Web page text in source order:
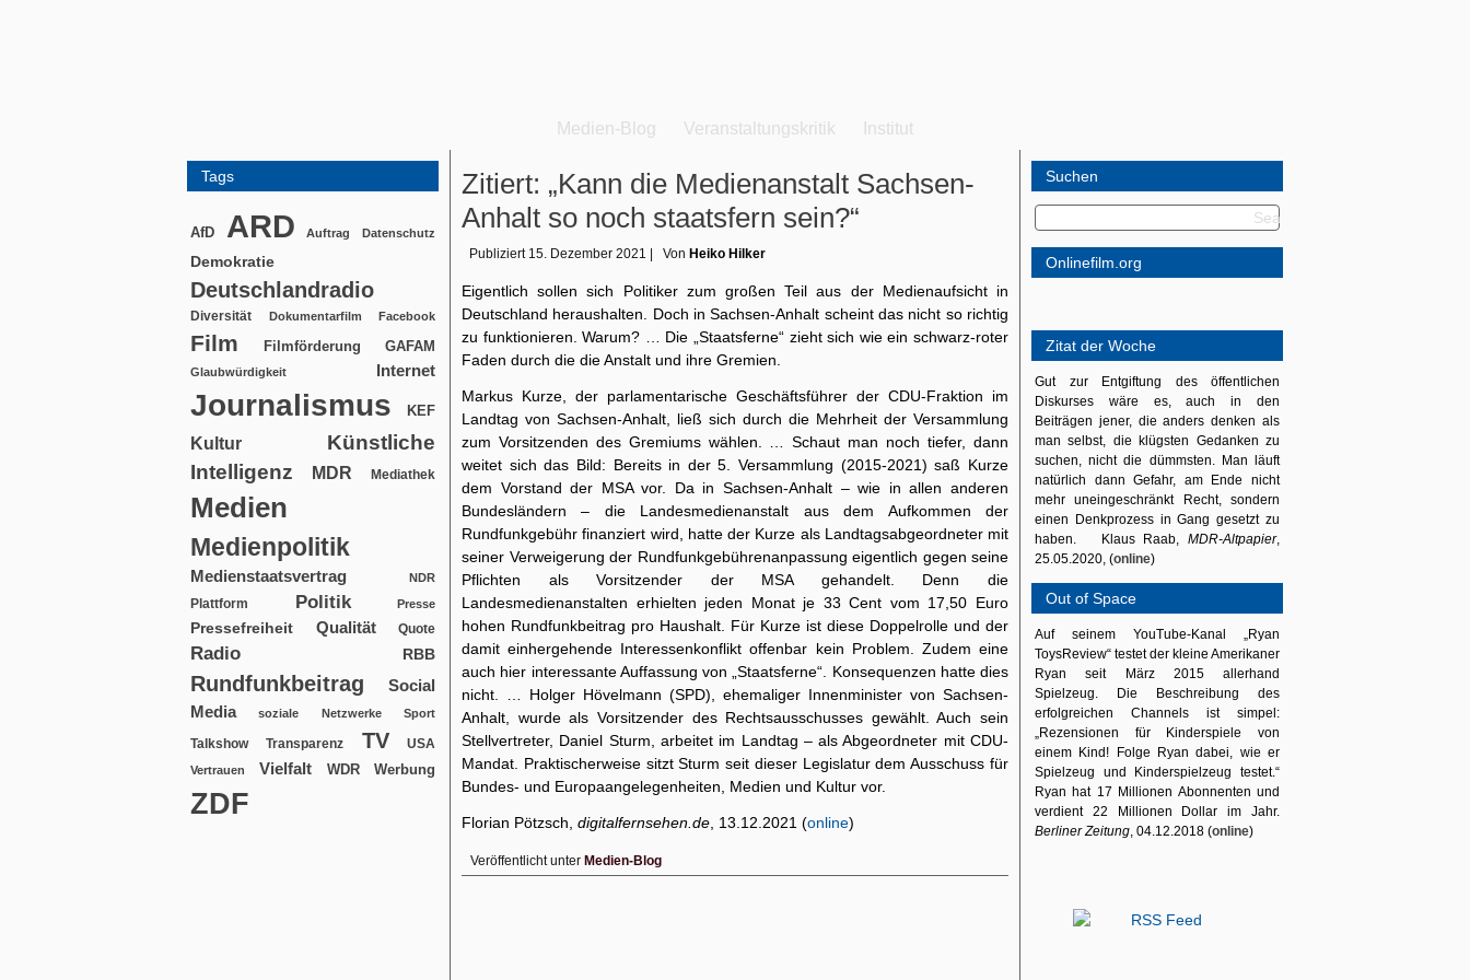
Medien-Blog Veranstaltungskritik Institut
Tags
AfD ARD Auftrag Datenschutz
Demokratie
Deutschlandradio
Diversität Dokumentarfilm Facebook
Film Filmförderung GAFAM
Glaubwürdigkeit Internet
Journalismus KEF
Kultur
Künstliche
Intelligenz
MDR Mediathek
Medien
Medienpolitik
Medienstaatsvertrag NDR
Plattform Politik Presse
Pressefreiheit Qualität Quote
Radio RBB
Rundfunkbeitrag
Social
Media
soziale Netzwerke Sport
Talkshow Transparenz TV USA
Vertrauen Vielfalt WDR Werbung
ZDF
Zitiert: „Kann die Medienanstalt Sachsen-
Anhalt so noch staatsfern sein?“
Publiziert 15. Dezember 2021 Von Heiko Hilker
Eigentlich sollen sich Politiker zum großen Teil aus der Medienaufsicht in
Deutschland heraushalten. Doch in Sachsen-Anhalt scheint das nicht so richtig
zu funktionieren. Warum? … Die „Staatsferne“ zieht sich wie ein schwarz-roter
Faden durch die die Anstalt und ihre Gremien.
Markus Kurze, der parlamentarische Geschäftsführer der CDU-Fraktion im
Landtag von Sachsen-Anhalt, ließ sich durch die Mehrheit der Versammlung
zum Vorsitzenden des Gremiums wählen. … Schaut man noch tiefer, dann
weitet sich das Bild: Bereits in der 5. Versammlung (2015-2021) saß Kurze
dem Vorstand der MSA vor. Da in Sachsen-Anhalt – wie in allen anderen
Bundesländern – die Landesmedienanstalt aus dem Aufkommen der
Rundfunkgebühr finanziert wird, hatte der Kurze als Landtagsabgeordneter mit
seiner Verweigerung der Rundfunkgebührenanpassung eigentlich gegen seine
Pflichten als Vorsitzender der MSA gehandelt. Denn die
Landesmedienanstalten erhielten jeden Monat je 33 Cent vom 17,50 Euro
hohen Rundfunkbeitrag pro Haushalt. Für Kurze ist diese Doppelrolle und der
damit einhergehende Interessenkonflikt offenbar kein Problem. Zudem eine
auch hier interessante Auffassung von „Staatsferne“. Konsequenzen hatte dies
nicht. … Holger Hövelmann (SPD), ehemaliger Innenminister von Sachsen-
Anhalt, wurde als Vorsitzender des Rechtsausschusses gewählt. Auch sein
Stellvertreter, Daniel Sturm, arbeitet im Landtag – als Abgeordneter mit CDU-
Mandat. Praktischerweise sitzt Sturm seit dieser Legislatur dem Ausschuss für
Bundes- und Europaangelegenheiten, Medien und Kultur vor.
Florian Pötzsch, digitalfernsehen.de , 13.12.2021 (online)
Veröffentlicht unter Medien-Blog
Suchen
Onlinefilm.org
Zitat der Woche
Gut zur Entgiftung des öffentlichen
Diskurses wäre es, auch in den
Beiträgen jener, die anders denken als
man selbst, die klügsten Gedanken zu
suchen, nicht die dümmsten. Man läuft
natürlich dann Gefahr, am Ende nicht
mehr uneingeschränkt Recht, sondern
einen Denkprozess in Gang gesetzt zu
haben. Klaus Raab, MDR-Altpapier,
25.05.2020, (online)
Out of Space
Auf seinem YouTube-Kanal „Ryan
ToysReview“ testet der kleine Amerikaner
Ryan seit März 2015 allerhand
Spielzeug. Die Beschreibung des
erfolgreichen Channels ist simpel:
„Rezensionen für Kinderspiele von
einem Kind! Folge Ryan dabei, wie er
Spielzeug und Kinderspielzeug testet.“
Ryan hat 17 Millionen Abonnenten und
verdient 22 Millionen Dollar im Jahr.
Berliner Zeitung, 04.12.2018 (online)